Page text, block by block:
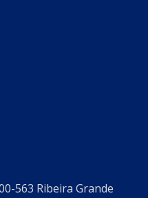
563 Ribeira Grande